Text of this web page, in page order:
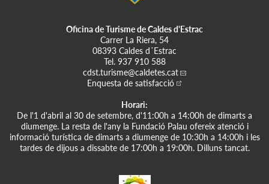
Oficina de Turisme de Caldes d'Estrac
Carrer La Riera, 54
08393 Caldes d´Estrac
Tel. 937 910 588
cdst.turisme@caldetes.cat
Enquesta de satisfacció
Horari:
De l'1 d'abril al 30 de setembre, d'11:00h a 14:00h de dimarts a
diumenge. La resta de l'any la Fundació Palau ofereix atenció i
informació turística de dimarts a diumenge de 10:30h a 14:00h i les
tardes de dijous a dissabte de 17:00h a 19:00h. Dilluns tancat.